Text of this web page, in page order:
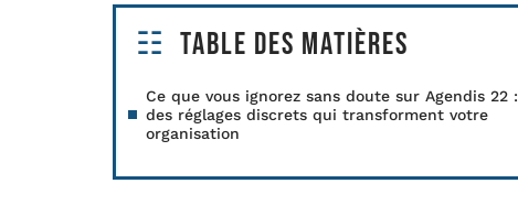
Table des matières
Ce que vous ignorez sans doute sur Agendis 22 :
des réglages discrets qui transforment votre
organisation